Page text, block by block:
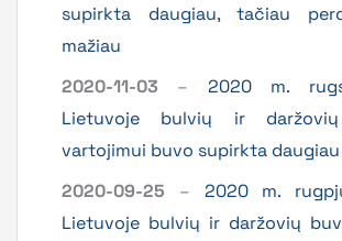
supirkta daugiau, tačiau
mažiau
2020-11-03 – 2020 m.
Lietuvoje bulvių ir daržovių
vartojimui buvo supirkta daugiau
2020-09-25 – 2020 m.
Lietuvoje bulvių ir daržovių